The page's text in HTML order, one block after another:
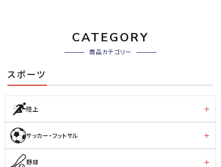
CATEGORY
商品カテゴリー
スポーツ
陸上
サッカー・フットサル
野球